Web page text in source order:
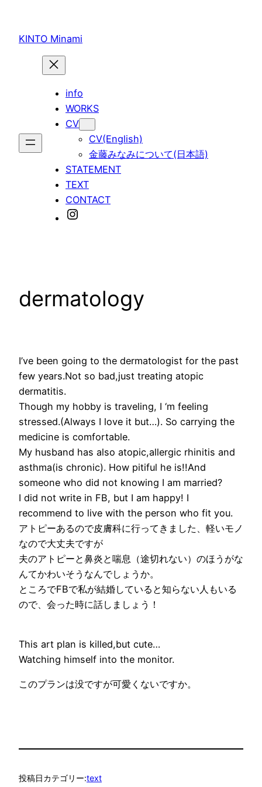
KINTO Minami
info
WORKS
CV
CV(English)
金藤みなみについて(日本語)
STATEMENT
TEXT
CONTACT
Instagram
dermatology
I’ve been going to the dermatologist for the past
few years.Not so bad,just treating atopic
dermatitis.
Though my hobby is traveling, I ‘m feeling
stressed.(Always I love it but…). So carrying the
medicine is comfortable.
My husband has also atopic,allergic rhinitis and
asthma(is chronic). How pitiful he is!!And
someone who did not knowing I am married?
I did not write in FB, but I am happy! I
recommend to live with the person who fit you.
アトピーあるので皮膚科に行ってきました、軽いモノ
なので大丈夫ですが
夫のアトピーと鼻炎と喘息（途切れない）のほうがな
んてかわいそうなんでしょうか。
ところでFBで私が結婚していると知らない人もいる
ので、会った時に話しましょう！
This art plan is killed,but cute…
Watching himself into the monitor.
このプランは没ですが可愛くないですか。
投稿日カテゴリー:text